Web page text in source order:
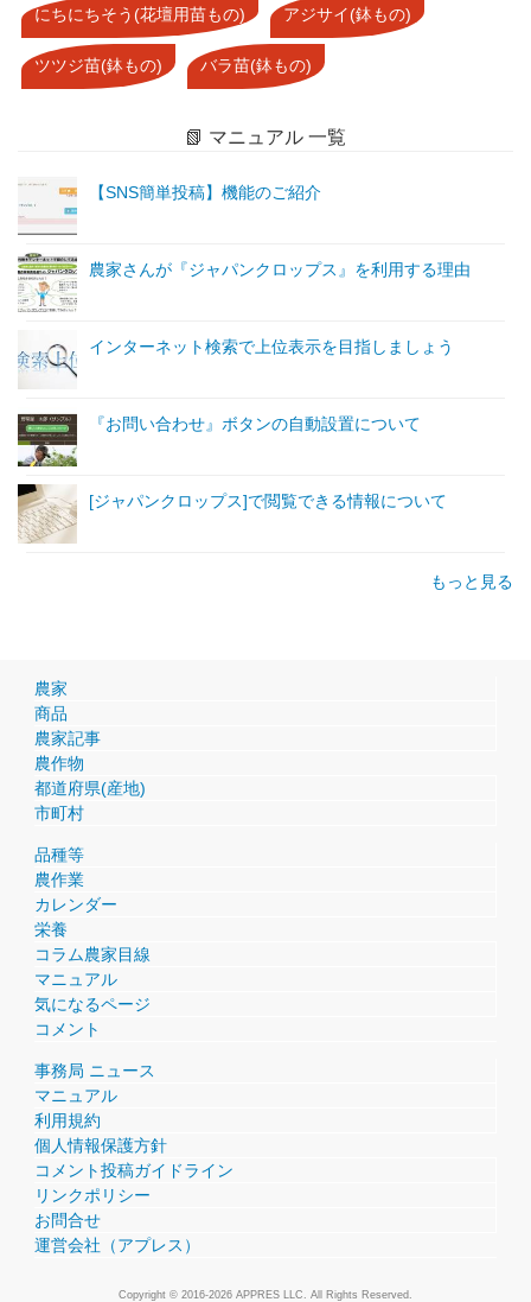
にちにちそう(花壇用苗もの) アジサイ(鉢もの)
ツツジ苗(鉢もの) バラ苗(鉢もの)
📗 マニュアル 一覧
【SNS簡単投稿】機能のご紹介
農家さんが『ジャパンクロップス』を利用する理由
インターネット検索で上位表示を目指しましょう
『お問い合わせ』ボタンの自動設置について
[ジャパンクロップス]で閲覧できる情報について
もっと見る
農家
商品
農家記事
農作物
都道府県(産地)
市町村
品種等
農作業
カレンダー
栄養
コラム農家目線
マニュアル
気になるページ
コメント
事務局 ニュース
マニュアル
利用規約
個人情報保護方針
コメント投稿ガイドライン
リンクポリシー
お問合せ
運営会社（アプレス）
Copyright © 2016-2026 APPRES LLC. All Rights Reserved.